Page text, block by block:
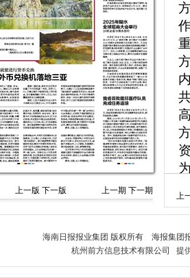
上一版 下一版 上一期 下一期
上